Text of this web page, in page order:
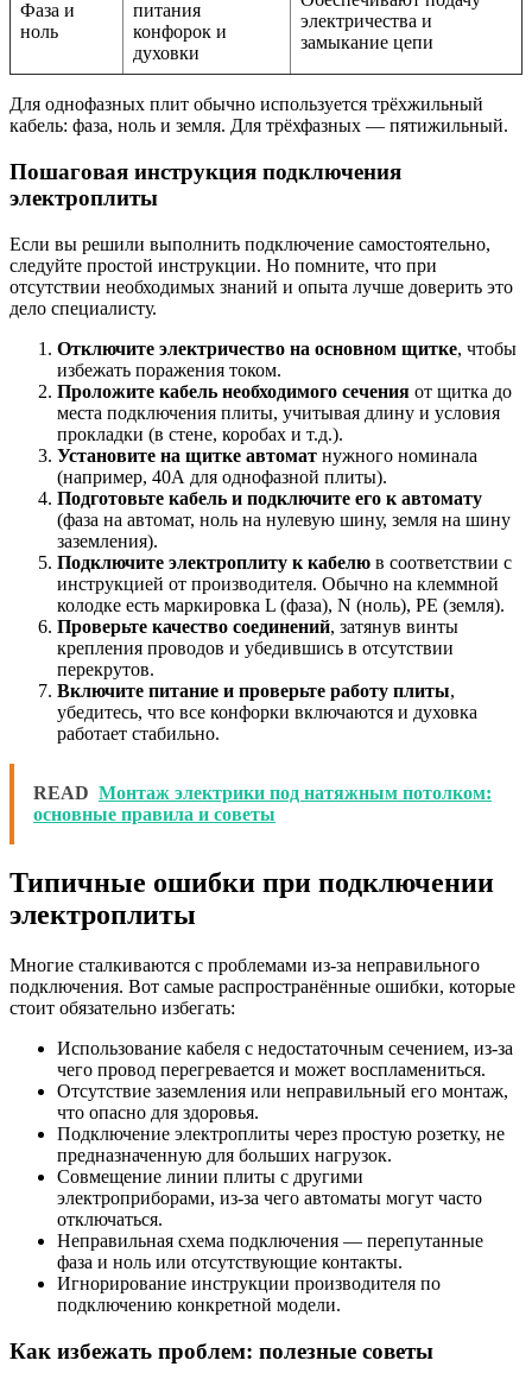
Фаза и
ноль
питания
конфорок и
духовки
электричества и
замыкание цепи
Для однофазных плит обычно используется трёхжильный
кабель: фаза, ноль и земля. Для трёхфазных — пятижильный.
Пошаговая инструкция подключения
электроплиты
Если вы решили выполнить подключение самостоятельно,
следуйте простой инструкции. Но помните, что при
отсутствии необходимых знаний и опыта лучше доверить это
дело специалисту.
Отключите электричество на основном щитке, чтобы
избежать поражения током.
Проложите кабель необходимого сечения от щитка до
места подключения плиты, учитывая длину и условия
прокладки (в стене, коробах и т.д.).
Установите на щитке автомат нужного номинала
(например, 40А для однофазной плиты).
Подготовьте кабель и подключите его к автомату
(фаза на автомат, ноль на нулевую шину, земля на шину
заземления).
Подключите электроплиту к кабелю в соответствии с
инструкцией от производителя. Обычно на клеммной
колодке есть маркировка L (фаза), N (ноль), PE (земля).
Проверьте качество соединений, затянув винты
крепления проводов и убедившись в отсутствии
перекрутов.
Включите питание и проверьте работу плиты,
убедитесь, что все конфорки включаются и духовка
работает стабильно.
READ Монтаж электрики под натяжным потолком:
основные правила и советы
Типичные ошибки при подключении
электроплиты
Многие сталкиваются с проблемами из-за неправильного
подключения. Вот самые распространённые ошибки, которые
стоит обязательно избегать:
Использование кабеля с недостаточным сечением, из-за
чего провод перегревается и может воспламениться.
Отсутствие заземления или неправильный его монтаж,
что опасно для здоровья.
Подключение электроплиты через простую розетку, не
предназначенную для больших нагрузок.
Совмещение линии плиты с другими
электроприборами, из-за чего автоматы могут часто
отключаться.
Неправильная схема подключения — перепутанные
фаза и ноль или отсутствующие контакты.
Игнорирование инструкции производителя по
подключению конкретной модели.
Как избежать проблем: полезные советы